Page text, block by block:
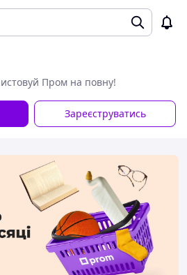
Пром на повну!
Зареєструватись